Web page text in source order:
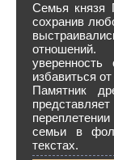
Семья князя
сохранив
избавиться
Памятник
семьи в
текстах.